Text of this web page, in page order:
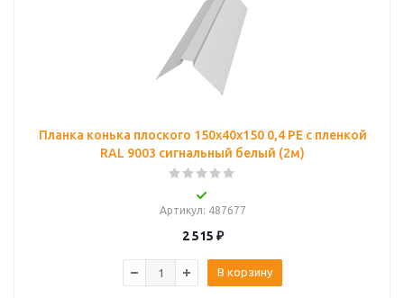
Планка конька плоского 150х40х150 0,4 PE с пленкой
RAL 9003 сигнальный белый (2м)
Артикул: 487677
2 515 ₽
В корзину